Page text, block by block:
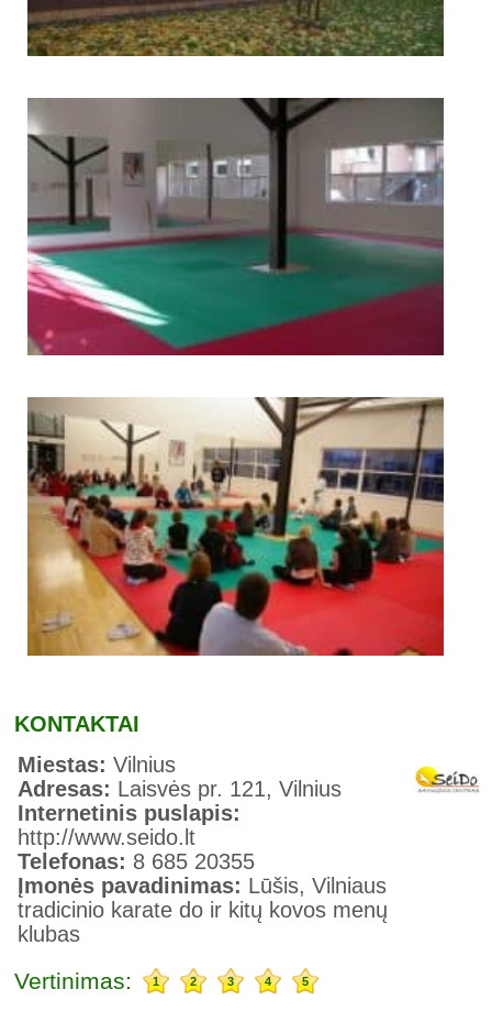
KONTAKTAI
Miestas:Vilnius
Adresas: Laisvės pr. 121, Vilnius
Internetinis puslapis:
http://www.seido.lt
Telefonas: 8 685 20355
Įmonės pavadinimas: Lūšis, Vilniaus
tradicinio karate do ir kitų kovos menų
klubas
Vertinimas: 1 2 3 4 5